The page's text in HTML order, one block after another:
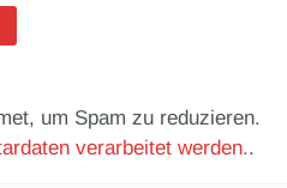
um Spam zu reduzieren.
verarbeitet werden..